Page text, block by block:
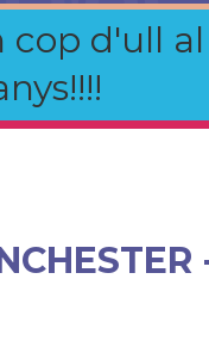
cop d'ull al